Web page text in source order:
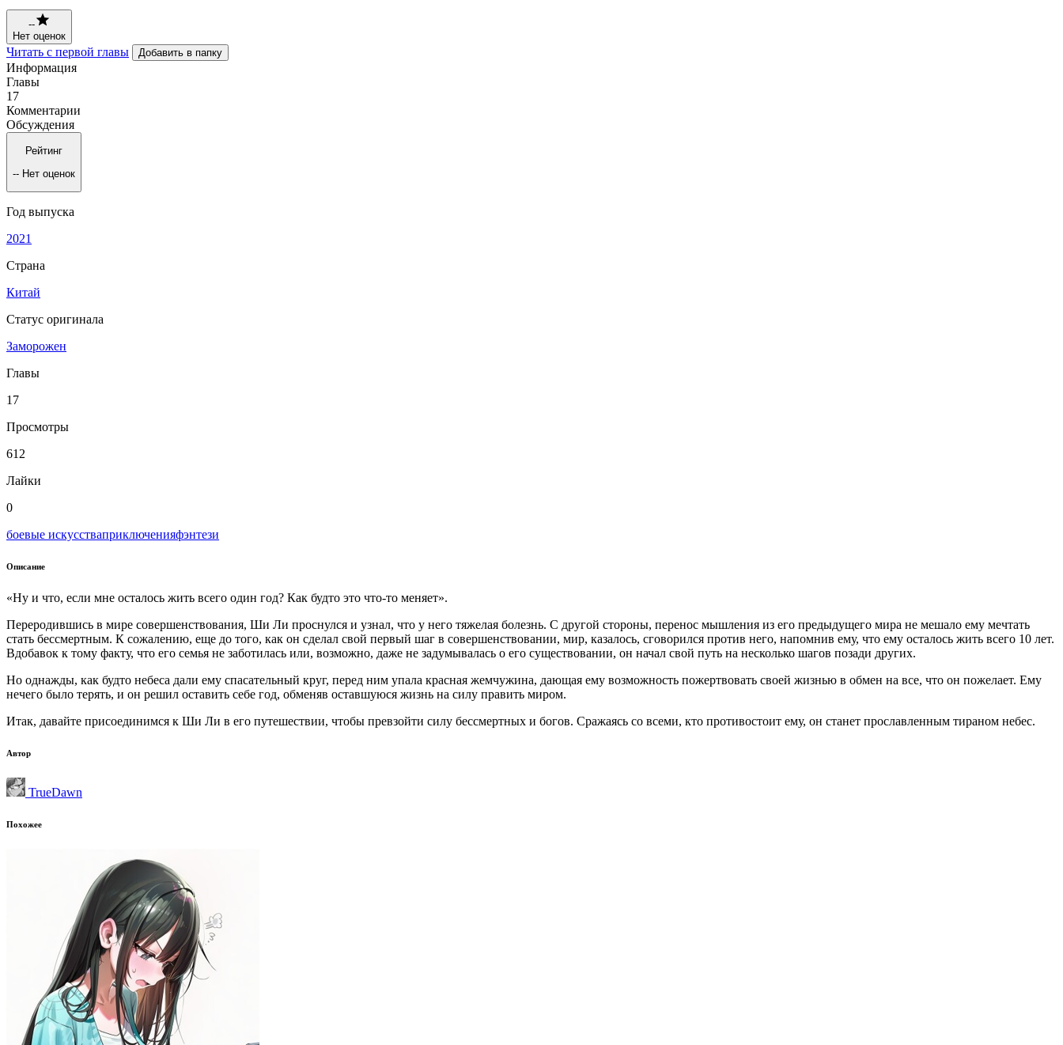
--
Нет оценок
Читать с первой главы Добавить в папку
Информация
Главы
17
Комментарии
Обсуждения
Рейтинг
-- Нет оценок
Год выпуска
2021
Страна
Китай
Статус оригинала
Заморожен
Главы
17
Просмотры
612
Лайки
0
боевые искусстваприключенияфэнтези
Описание
«Ну и что, если мне осталось жить всего один год? Как будто это что-то меняет».
Переродившись в мире совершенствования, Ши Ли проснулся и узнал, что у него тяжелая болезнь. С другой стороны, перенос мышления из его предыдущего мира не мешало ему мечтать
стать бессмертным. К сожалению, еще до того, как он сделал свой первый шаг в совершенствовании, мир, казалось, сговорился против него, напомнив ему, что ему осталось жить всего 10 лет.
Вдобавок к тому факту, что его семья не заботилась или, возможно, даже не задумывалась о его существовании, он начал свой путь на несколько шагов позади других.
Но однажды, как будто небеса дали ему спасательный круг, перед ним упала красная жемчужина, дающая ему возможность пожертвовать своей жизнью в обмен на все, что он пожелает. Ему
нечего было терять, и он решил оставить себе год, обменяв оставшуюся жизнь на силу править миром.
Итак, давайте присоединимся к Ши Ли в его путешествии, чтобы превзойти силу бессмертных и богов. Сражаясь со всеми, кто противостоит ему, он станет прославленным тираном небес.
Автор
TrueDawn
Похожее